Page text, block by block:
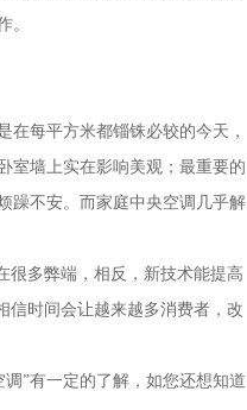
。
每平方米都锱铢必较的今天，
室墙上实在影响美观；最重要的
躁不安。而家庭中央空调几乎解
很多弊端，相反，新技术能提高
信时间会让越来越多消费者，改
”有一定的了解，如您还想知道